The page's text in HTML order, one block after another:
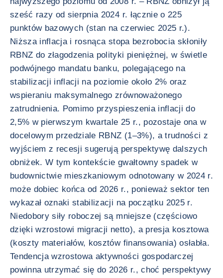
sześć razy od sierpnia 2024 r. łącznie o 225
punktów bazowych (stan na czerwiec 2025 r.).
Niższa inflacja i rosnąca stopa bezrobocia skłoniły
RBNZ do złagodzenia polityki pieniężnej, w świetle
podwójnego mandatu banku, polegającego na
stabilizacji inflacji na poziomie około 2% oraz
wspieraniu maksymalnego zrównoważonego
zatrudnienia. Pomimo przyspieszenia inflacji do
2,5% w pierwszym kwartale 25 r., pozostaje ona w
docelowym przedziale RBNZ (1–3%), a trudności z
wyjściem z recesji sugerują perspektywę dalszych
obniżek. W tym kontekście gwałtowny spadek w
budownictwie mieszkaniowym odnotowany w 2024 r.
może dobiec końca od 2026 r., ponieważ sektor ten
wykazał oznaki stabilizacji na początku 2025 r.
Niedobory siły roboczej są mniejsze (częściowo
dzięki wzrostowi migracji netto), a presja kosztowa
(koszty materiałów, kosztów finansowania) osłabła.
Tendencja wzrostowa aktywności gospodarczej
powinna utrzymać się do 2026 r., choć perspektywy